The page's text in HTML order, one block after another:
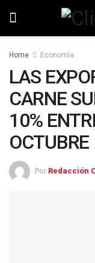
Home Economía
LAS
CARNE
10%
OCTUBRE
Por Redacción